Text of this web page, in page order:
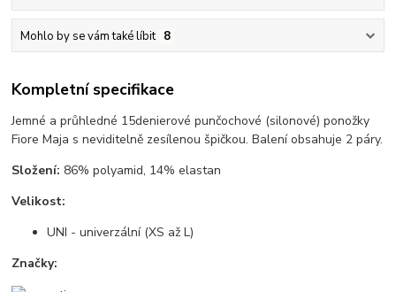
Mohlo by se vám také líbit 8
Kompletní specifikace
Jemné a průhledné 15denierové punčochové (silonové) ponožky
Fiore Maja s neviditelně zesílenou špičkou. Balení obsahuje 2 páry.
Složení: 86% polyamid, 14% elastan
Velikost:
UNI - univerzální (XS až L)
Značky: